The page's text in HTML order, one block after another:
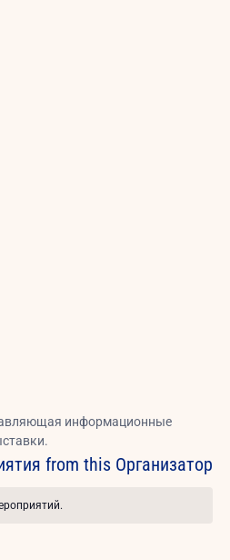
информационные
from this Организатор